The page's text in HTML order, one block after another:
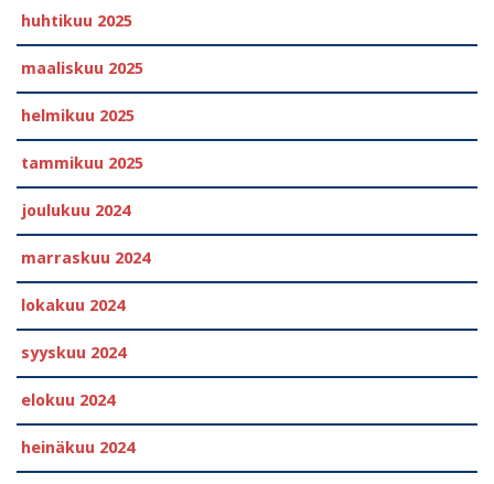
huhtikuu 2025
maaliskuu 2025
helmikuu 2025
tammikuu 2025
joulukuu 2024
marraskuu 2024
lokakuu 2024
syyskuu 2024
elokuu 2024
heinäkuu 2024